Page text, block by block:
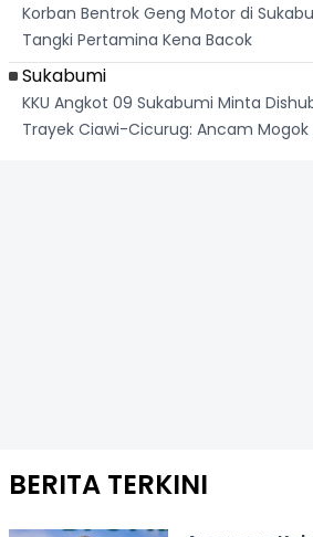
Korban Bentrok Geng Motor di
Tangki Pertamina Kena Bacok
Sukabumi
KKU Angkot 09 Sukabumi Minta
Trayek Ciawi-Cicurug: Ancam Mogok
BERITA TERKINI